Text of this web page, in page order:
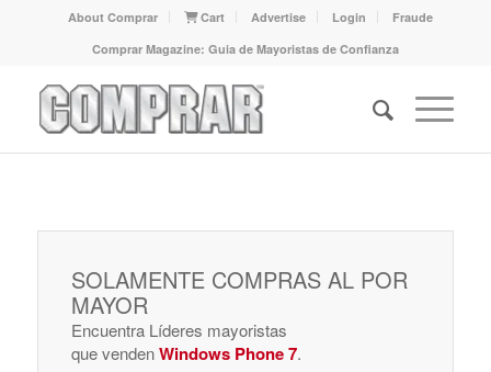
About Comprar Cart Advertise Login
Fraude
Comprar Magazine: Guia de Mayoristas de Confianza
SOLAMENTE COMPRAS AL POR
MAYOR
Encuentra Líderes mayoristas
que vendenWindows Phone 7.